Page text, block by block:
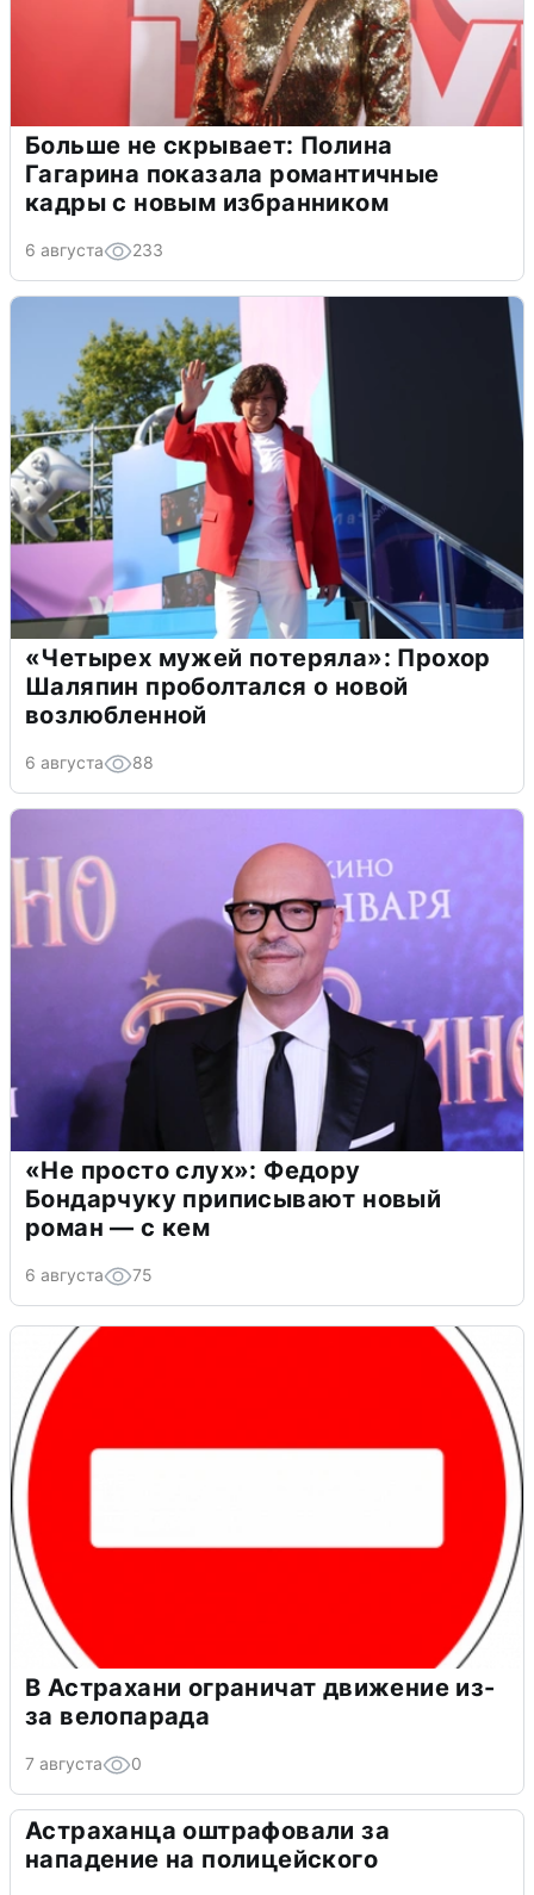
Больше не скрывает: Полина
Гагарина показала романтичные
кадры с новым избранником
6 августа 233
«Четырех мужей потеряла»: Прохор
Шаляпин проболтался о новой
возлюбленной
6 августа 88
«Не просто слух»: Федору
Бондарчуку приписывают новый
роман — с кем
6 августа 75
В Астрахани ограничат движение из-
за велопарада
7 августа 0
Астраханца оштрафовали за
нападение на полицейского